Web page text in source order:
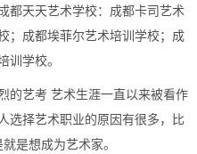
都天天艺术学校：成都卡司艺术
；成都埃菲尔艺术培训学校；成
训学校。
的艺考 艺术生涯一直以来被看作
选择艺术职业的原因有很多，比
是想成为艺术家。